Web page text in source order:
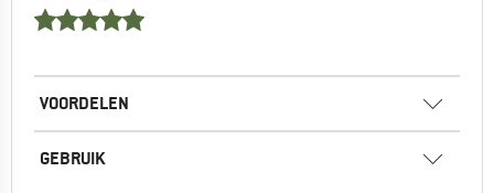
VOORDELEN
GEBRUIK